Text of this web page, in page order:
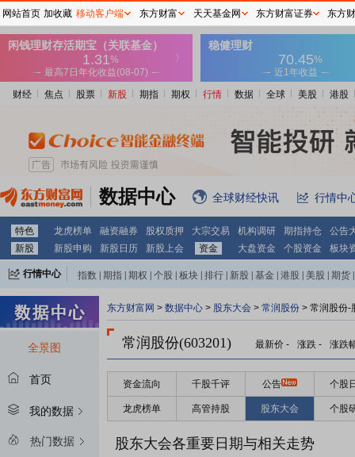
财经 焦点 股票 新股 期指 期权 行情 数据 全球 美股 港股
数据中心 全球财经快讯 行情中
特色 龙虎榜单 融资融券 股权质押 大宗交易 机构调研 期指持仓
公告
新股
新股申购 新股日历 新股上会 资金 大盘资金 个股资金 板块
行情中心 指数 期指 期权 个股 板块 排行 新股 基金 港股 美股 期货
全景图
首页
我的数据
热门数据
东方财富网 > 数据中心 > 股东大会 > 常润股份 > 常润股份-
常润股份(603201) 最新价 - 涨跌 - 涨跌
资金流向 千股千评 公告 个股
龙虎榜单 高管持股 股东大会 个股
股东大会各重要日期与相关走势
网站首页 加收藏 移动客户端 东方财富 天天基金网 东方财富证券 东方